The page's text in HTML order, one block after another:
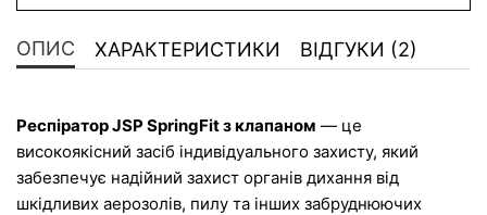
ОПИС ХАРАКТЕРИСТИКИ ВІДГУКИ (2)
Респіратор JSP SpringFit з клапаном — це
високоякісний засіб індивідуального захисту, який
забезпечує надійний захист органів дихання від
шкідливих аерозолів, пилу та інших забруднюючих